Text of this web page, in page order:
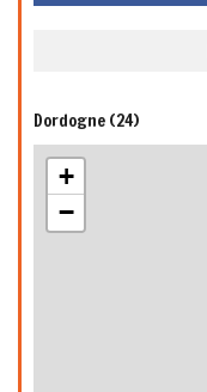
Dordogne (24)
+
−